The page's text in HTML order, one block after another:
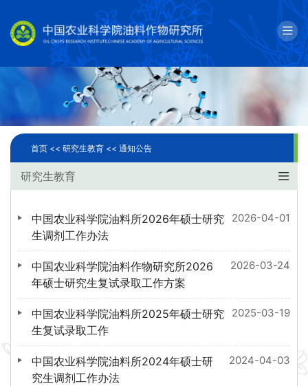
English 邮箱
科学研究
人才队伍
国际合作
研究生教育
首页 << 研究生教育 << 通知公告
研究生教育
2026-04-01
中国农业科学院油料所2026年硕士研究
生调剂工作办法
2026-03-24
中国农业科学院油料作物研究所2026
年硕士研究生复试录取工作方案
2025-03-19
中国农业科学院油料所2025年硕士研究
生复试录取工作
2024-04-03
中国农业科学院油料所2024年硕士研
究生调剂工作办法